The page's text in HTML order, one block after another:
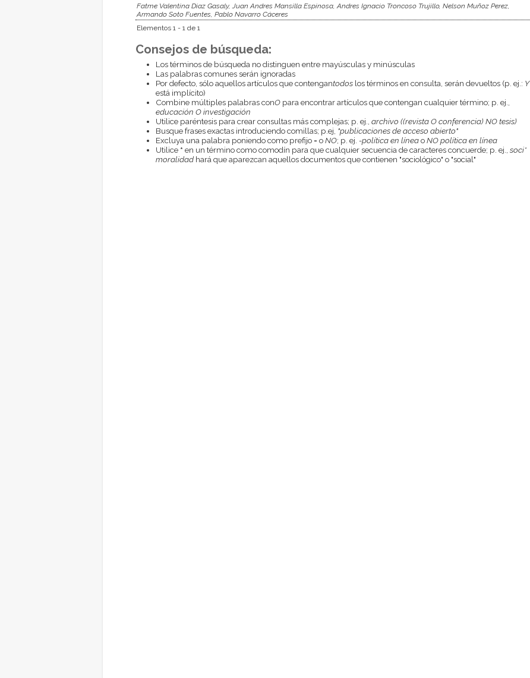
Fatme Valentina Diaz Gasaly, Juan Andres Mansilla Espinosa, Andres Ignacio Troncoso Trujillo, Nelson Muñoz Perez,
Armando Soto Fuentes, Pablo Navarro Cáceres
Elementos 1 - 1 de 1
Consejos de búsqueda:
Los términos de búsqueda no distinguen entre mayúsculas y minúsculas
Las palabras comunes serán ignoradas
Por defecto, sólo aquellos artículos que contengantodoslos términos en consulta, serán devueltos (p. ej.: Y
está implícito)
Combine múltiples palabras conOpara encontrar artículos que contengan cualquier término; p. ej.,
educación O investigación
Utilice paréntesis para crear consultas más complejas; p. ej., archivo ((revista O conferencia) NO tesis)
Busque frases exactas introduciendo comillas; p.ej, "publicaciones de acceso abierto"
Excluya una palabra poniendo como prefijo - oNO; p. ej. -política en líneaoNO política en línea
Utilice * en un término como comodín para que cualquier secuencia de caracteres concuerde; p. ej., soci*
moralidadhará que aparezcan aquellos documentos que contienen "sociológico" o "social"